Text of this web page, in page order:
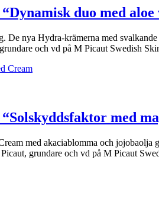
duo med aloe
De nya Hydra-krämerna med
och vd på M Picaut Swedish
med
med akaciablomma och
grundare och vd på M Picaut